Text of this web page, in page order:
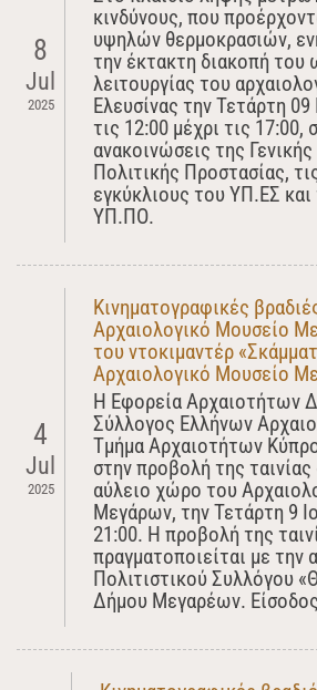
8
Jul
2025
κινδύνους, που
υψηλών θερμοκρασιών,
την έκτακτη διακοπή του
λειτουργίας του
Ελευσίνας την Τετάρτη
τις 12:00 μέχρι τις
ανακοινώσεις της
Πολιτικής Προστασίας,
εγκύκλιους του ΥΠ.ΕΣ και
ΥΠ.ΠΟ.
4
Jul
2025
Κινηματογραφικές
Αρχαιολογικό Μουσείο
του ντοκιμαντέρ
Αρχαιολογικό Μουσείο
Η Εφορεία Αρχαιοτήτων
Σύλλογος Ελλήνων
Τμήμα Αρχαιοτήτων
στην προβολή της
αύλειο χώρο του
Μεγάρων, την Τετάρτη 9
21:00. Η προβολή της
πραγματοποιείται με την
Πολιτιστικού Συλλόγου
Δήμου Μεγαρέων.